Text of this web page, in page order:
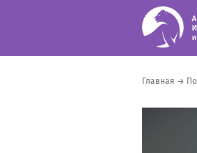
Главная →